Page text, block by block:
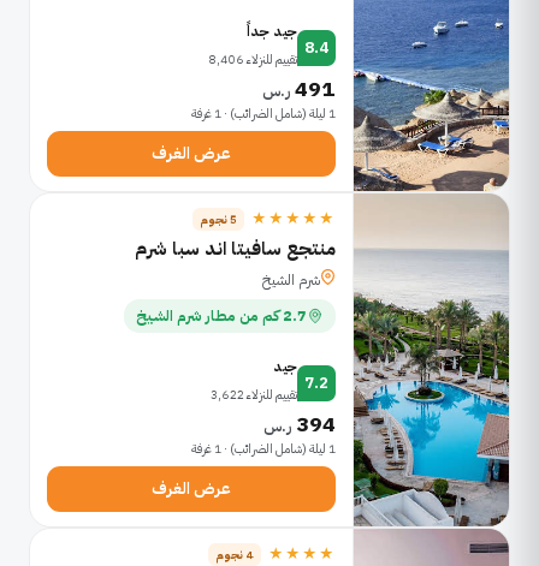
8.4
جيد جداً
تقييم للنزلاء 8,406
491 ر.س
1 ليلة (شامل الضرائب) · 1 غرفة
عرض الغرف
★★★★★ 5 نجوم
منتجع سافيتا اند سبا شرم
شرم الشيخ
2.7 كم من مطار شرم الشيخ
7.2
جيد
تقييم للنزلاء 3,622
394 ر.س
1 ليلة (شامل الضرائب) · 1 غرفة
عرض الغرف
★★★★ 4 نجوم